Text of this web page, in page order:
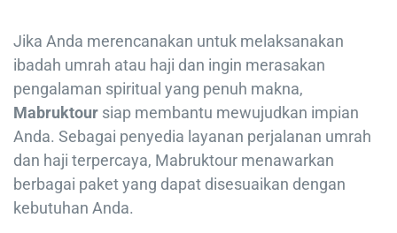
Jika Anda merencanakan untuk melaksanakan
ibadah umrah atau haji dan ingin merasakan
pengalaman spiritual yang penuh makna,
Mabruktour siap membantu mewujudkan impian
Anda. Sebagai penyedia layanan perjalanan umrah
dan haji terpercaya, Mabruktour menawarkan
berbagai paket yang dapat disesuaikan dengan
kebutuhan Anda.